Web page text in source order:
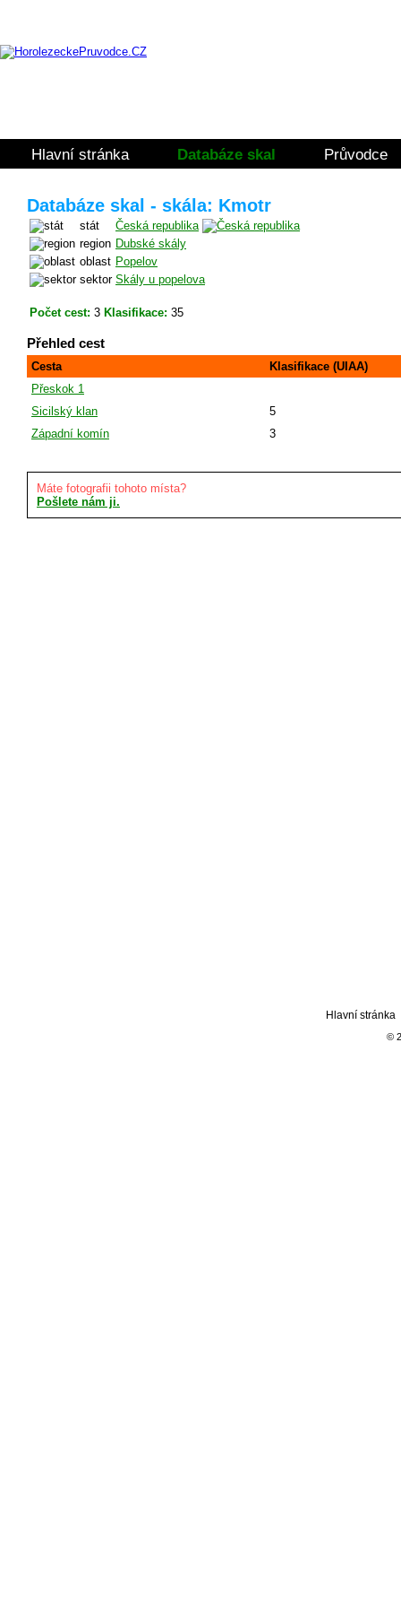
Hlavní stránka Databáze skal Průvodce
Databáze skal - skála: Kmotr
stát
Česká republika
region Dubské skály
oblast Popelov
sektor Skály u popelova
Počet cest: 3 Klasifikace: 35
Přehled cest
Cesta
Klasifikace (UIAA)
Přeskok 1
Sicilský klan
5
Západní komín
3
Máte fotografii tohoto místa?
Pošlete nám ji.
Hlavní stránka
©